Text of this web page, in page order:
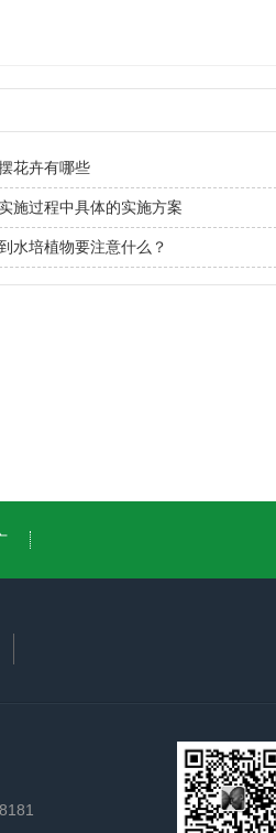
花卉有哪些
施过程中具体的实施方案
水培植物要注意什么？